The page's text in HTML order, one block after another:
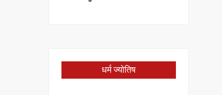
धर्म ज्योतिष